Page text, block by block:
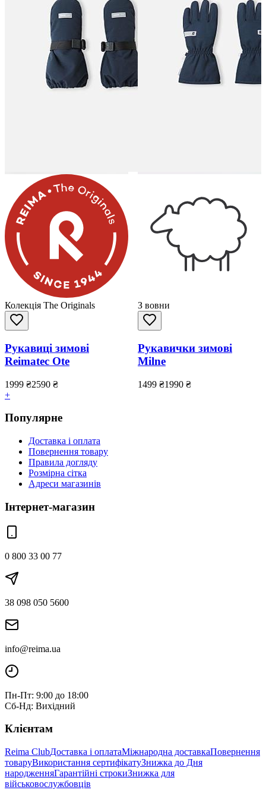
Колекція The Originals
Рукавиці зимові
Reimatec Ote
1999 ₴2590 ₴
+
З вовни
Рукавички зимові
Milne
1499 ₴1990 ₴
Популярне
Доставка і оплата
Повернення товару
Правила догляду
Розмірна сітка
Адреси магазинів
Інтернет-магазин
0 800 33 00 77
38 098 050 5600
info@reima.ua
Пн-Пт: 9:00 до 18:00
Сб-Нд: Вихідний
Клієнтам
Reima ClubДоставка і оплатаМіжнародна доставкаПовернення
товаруВикористання сертифікатуЗнижка до Дня
народженняГарантійні строкиЗнижка для
військовослужбовців